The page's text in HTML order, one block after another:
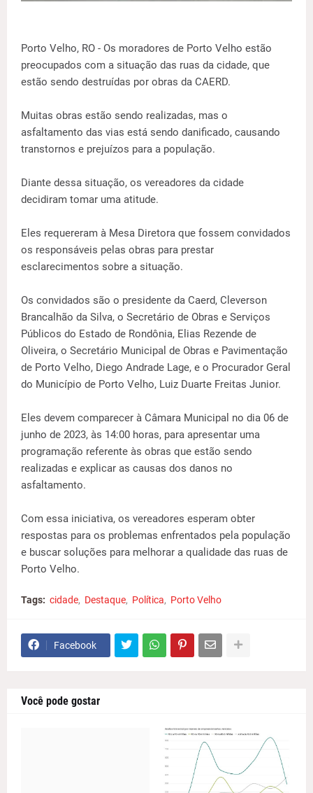
Porto Velho, RO - Os moradores de Porto Velho estão
preocupados com a situação das ruas da cidade, que
estão sendo destruídas por obras da CAERD.
Muitas obras estão sendo realizadas, mas o
asfaltamento das vias está sendo danificado, causando
transtornos e prejuízos para a população.
Diante dessa situação, os vereadores da cidade
decidiram tomar uma atitude.
Eles requereram à Mesa Diretora que fossem convidados
os responsáveis pelas obras para prestar
esclarecimentos sobre a situação.
Os convidados são o presidente da Caerd, Cleverson
Brancalhão da Silva, o Secretário de Obras e Serviços
Públicos do Estado de Rondônia, Elias Rezende de
Oliveira, o Secretário Municipal de Obras e Pavimentação
de Porto Velho, Diego Andrade Lage, e o Procurador Geral
do Município de Porto Velho, Luiz Duarte Freitas Junior.
Eles devem comparecer à Câmara Municipal no dia 06 de
junho de 2023, às 14:00 horas, para apresentar uma
programação referente às obras que estão sendo
realizadas e explicar as causas dos danos no
asfaltamento.
Com essa iniciativa, os vereadores esperam obter
respostas para os problemas enfrentados pela população
e buscar soluções para melhorar a qualidade das ruas de
Porto Velho.
Tags: cidade Destaque Política Porto Velho
Facebook
Você pode gostar